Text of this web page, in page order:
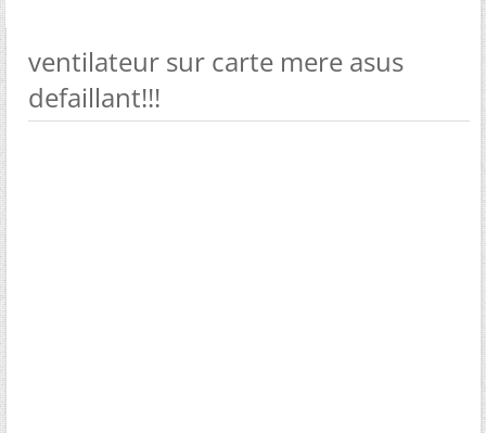
ventilateur sur carte mere asus
defaillant!!!